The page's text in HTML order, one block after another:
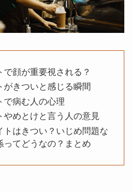
で顔が重要視される？
がきついと感じる瞬間
で病む人の心理
やめとけと言う人の意見
トはきつい？いじめ問題な
ってどうなの？まとめ